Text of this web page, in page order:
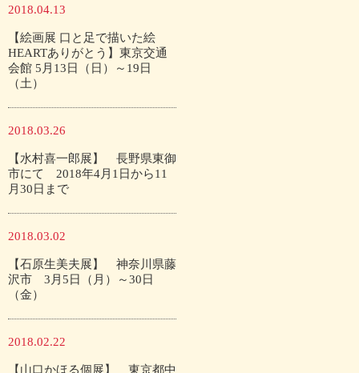
2018.04.13
【絵画展 口と足で描いた絵
HEARTありがとう】東京交通
会館 5月13日（日）～19日
（土）
2018.03.26
【水村喜一郎展】 長野県東御
市にて 2018年4月1日から11
月30日まで
2018.03.02
【石原生美夫展】 神奈川県藤
沢市 3月5日（月）～30日
（金）
2018.02.22
【山口かほる個展】 東京都中